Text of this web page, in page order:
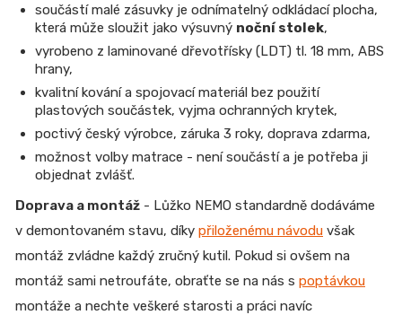
součástí malé zásuvky je odnímatelný odkládací plocha,
která může sloužit jako výsuvný noční stolek,
vyrobeno z laminované dřevotřísky (LDT) tl. 18 mm, ABS
hrany,
kvalitní kování a spojovací materiál bez použití
plastových součástek, vyjma ochranných krytek,
poctivý český výrobce, záruka 3 roky, doprava zdarma,
možnost volby matrace - není součástí a je potřeba ji
objednat zvlášť.
Doprava a montáž - Lůžko NEMO standardně dodáváme
v demontovaném stavu, díky přiloženému návodu však
montáž zvládne každý zručný kutil. Pokud si ovšem na
montáž sami netroufáte, obraťte se na nás s poptávkou
montáže a nechte veškeré starosti a práci navíc